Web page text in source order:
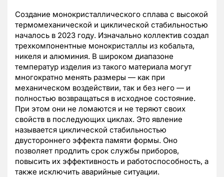
Создание монокристаллического сплава с высокой
термомеханической и циклической стабильностью
началось в 2023 году. Изначально коллектив создал
трехкомпонентные монокристаллы из кобальта,
никеля и алюминия. В широком диапазоне
температур изделия из такого материала могут
многократно менять размеры — как при
механическом воздействии, так и без него — и
полностью возвращаться в исходное состояние.
При этом они не ломаются и не теряют своих
свойств в последующих циклах. Это явление
называется циклической стабильностью
двустороннего эффекта памяти формы. Оно
позволяет продлить срок службы приборов,
повысить их эффективность и работоспособность, а
также исключить аварийные ситуации.